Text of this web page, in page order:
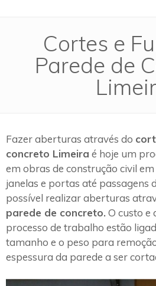
Cortes e
Parede de
Fazer aberturas através do
concreto Limeira é hoje um
em obras de construção civil
janelas e portas até passagens
possível realizar aberturas
parede de concreto. O custo e
processo de trabalho estão
tamanho e o peso para
espessura da parede a ser